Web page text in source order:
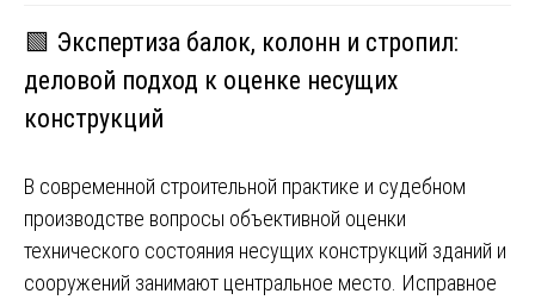
🟩 Экспертиза балок, колонн и стропил:
деловой подход к оценке несущих
конструкций
В современной строительной практике и судебном
производстве вопросы объективной оценки
технического состояния несущих конструкций зданий и
сооружений занимают центральное место. Исправное